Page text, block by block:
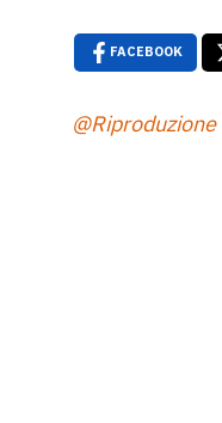
FACEBOOK